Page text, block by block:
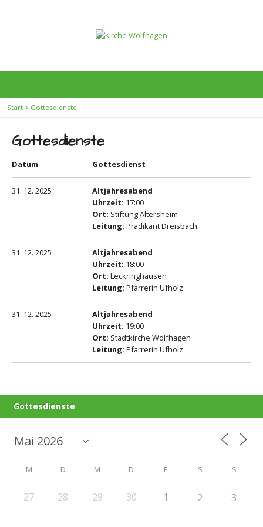
Start > Gottesdienste
Gottesdienste
Datum Gottesdienst
31. 12. 2025
Altjahresabend
Uhrzeit: 17:00
Ort: Stiftung Altersheim
Leitung: Prädikant Dreisbach
31. 12. 2025
Altjahresabend
Uhrzeit: 18:00
Ort: Leckringhausen
Leitung: Pfarrerin Ufholz
31. 12. 2025
Altjahresabend
Uhrzeit: 19:00
Ort: Stadtkirche Wolfhagen
Leitung: Pfarrerin Ufholz
Gottesdienste
M D M D F S S
27 28 29 30 1 2 3